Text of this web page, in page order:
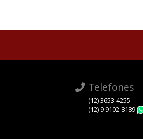
Telefones
(12) 3653-4255
(12) 9 9102-8189